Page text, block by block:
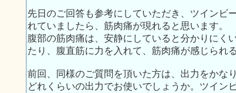
先日のご回答も参考にしていただき、ツインビ
れていましたら、筋肉痛が現れると思います。
腹部の筋肉痛は、安静にしていると分かりにく
たり、腹直筋に力を入れて、筋肉痛が感じられ
前回、同様のご質問を頂いた方は、出力をかな
どれくらいの出力でお使いでしょうか。ツイン